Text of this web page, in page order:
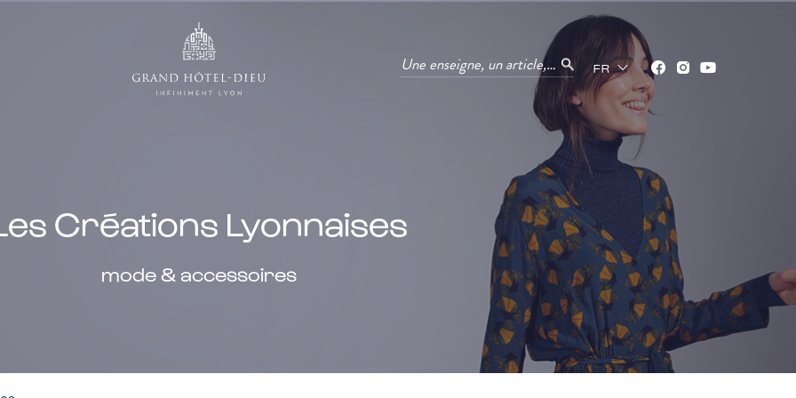
Une enseigne, un article, un service ? FR
Créations Lyonnaises
mode & accessoires